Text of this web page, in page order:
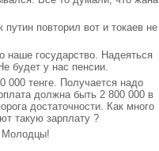
повторил вот и токаев не
наше государство. Надеяться
будет у нас пенсии.
000 тенге. Получается надо
должна быть 2 800 000 в
достаточности. Как много
такую зарплату ?
Молодцы!